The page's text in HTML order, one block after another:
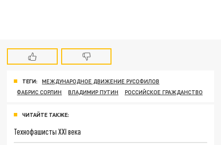
ТЕГИ:
МЕЖДУНАРОДНОЕ ДВИЖЕНИЕ РУСОФИЛОВ
ФАБРИС СОРЛИН
ВЛАДИМИР ПУТИН РОССИЙСКОЕ ГРАЖДАНСТВО
ЧИТАЙТЕ ТАКЖЕ:
Технофашисты XXI века